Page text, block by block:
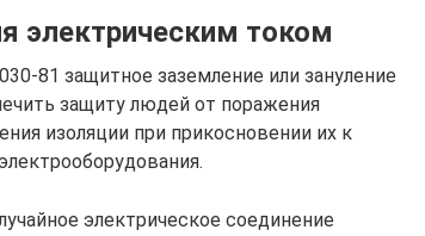
электрическим током
81 защитное заземление или зануление
защиту людей от поражения
изоляции при прикосновении их к
электрическое соединение